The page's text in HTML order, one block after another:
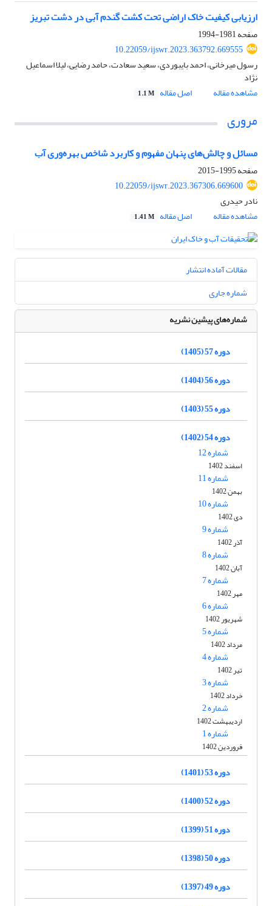
ارزیابی کیفیت خاک اراضی تحت کشت گندم آبی در دشت تبریز
صفحه1981-1994
10.22059/ijswr.2023.363792.669555
رسول میرخانی، احمد بایبوردی، سعید سعادت، حامد رضایی، لیلا اسماعیل
نژاد
مشاهده مقاله
اصل مقاله 1.1 M
مروری
مسائل و چالش‌های پنهان مفهوم و کاربرد شاخص بهره‌وری آب
صفحه1995-2015
10.22059/ijswr.2023.367306.669600
نادر حیدری
مشاهده مقاله
اصل مقاله 1.41 M
مقالات آماده انتشار
شماره جاری
شماره‌های پیشین نشریه
دوره 57 (1405)
دوره 56 (1404)
دوره 55 (1403)
دوره 54 (1402)
شماره 12
اسفند 1402
شماره 11
بهمن 1402
شماره 10
دی 1402
شماره 9
آذر 1402
شماره 8
آبان 1402
شماره 7
مهر 1402
شماره 6
شهریور 1402
شماره 5
مرداد 1402
شماره 4
تیر 1402
شماره 3
خرداد 1402
شماره 2
اردیبهشت 1402
شماره 1
فروردین 1402
دوره 53 (1401)
دوره 52 (1400)
دوره 51 (1399)
دوره 50 (1398)
دوره 49 (1397)